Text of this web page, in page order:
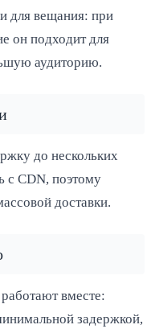
для вещания: при
он подходит для
аудиторию.
до нескольких
с CDN, поэтому
доставки.
вместе:
задержкой,